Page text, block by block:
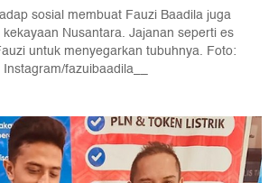
sosial membuat Fauzi Baadila juga
Nusantara. Jajanan seperti es
untuk menyegarkan tubuhnya. Foto:
Instagram/fazuibaadila__